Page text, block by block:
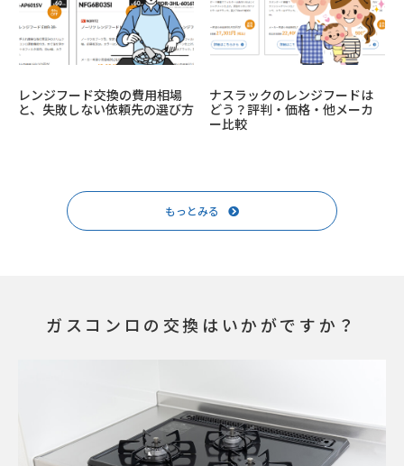
レンジフード交換の費用相場
と、失敗しない依頼先の選び方
ナスラックのレンジフードは
どう？評判・価格・他メーカ
ー比較
もっとみる
ガスコンロの交換はいかがですか？